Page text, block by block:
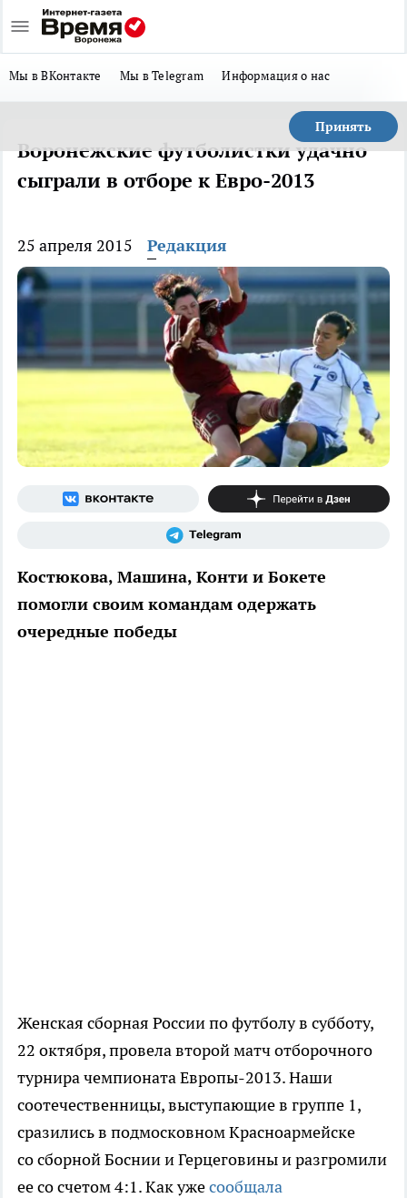
Мы в ВКонтакте Мы в Telegram Информация о нас
Принять
Воронежские футболистки удачно
сыграли в отборе к Евро-2013
25 апреля 2015 Редакция
Костюкова, Машина, Конти и Бокете
помогли своим командам одержать
очередные победы
Женская сборная России по футболу в субботу,
22 октября, провела второй матч отборочного
турнира чемпионатаЕвропы-2013. Наши
соотечественницы, выступающие в группе 1,
сразились в подмосковном Красноармейске
со сборной Боснии и Герцеговины и разгромили
ее со счетом 4:1. Как ужесообщала